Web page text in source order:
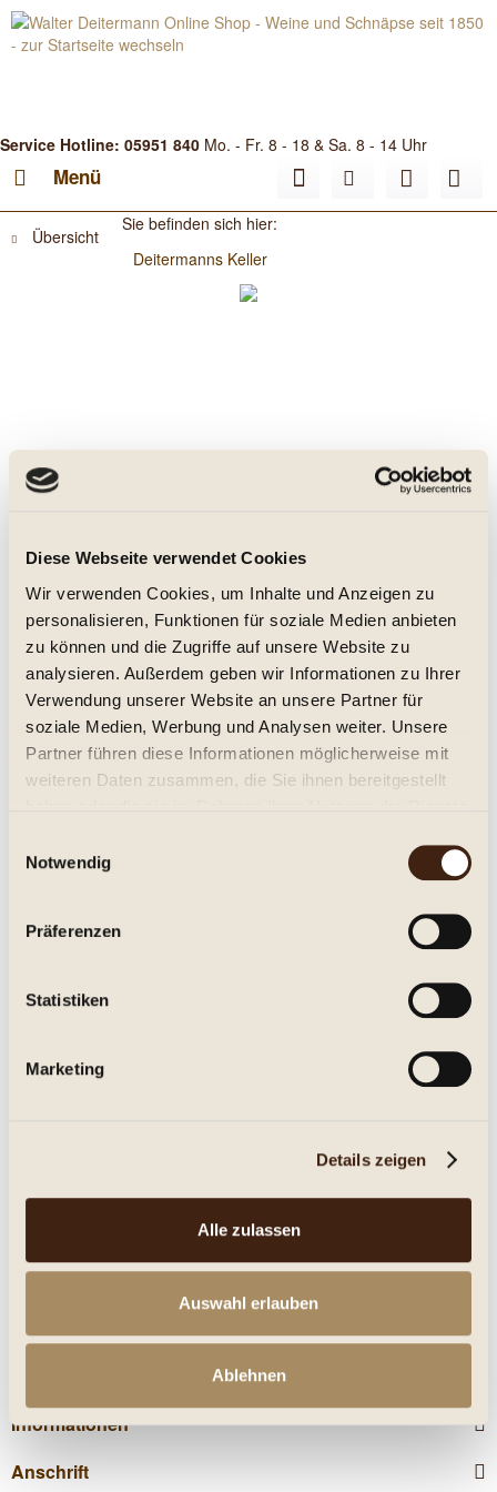
Diese Webseite verwendet Cookies
Wir verwenden Cookies, um Inhalte und Anzeigen zu
personalisieren, Funktionen für soziale Medien anbieten
zu können und die Zugriffe auf unsere Website zu
analysieren. Außerdem geben wir Informationen zu Ihrer
Verwendung unserer Website an unsere Partner für
soziale Medien, Werbung und Analysen weiter. Unsere
Partner führen diese Informationen möglicherweise mit
weiteren Daten zusammen, die Sie ihnen bereitgestellt
Notwendig
Präferenzen
Statistiken
Marketing
Details zeigen
Alle zulassen
Auswahl erlauben
Ablehnen
Service Hotline: 05951 840 Mo. - Fr. 8 - 18 & Sa. 8 - 14 Uhr
Menü
Übersicht
Sie befinden sich hier:
Deitermanns Keller
Michele Chiarlo Gavi DOCG Le Marne
2019
trocken
12,95 € *
Inhalt:0.75 Liter (17,27 € * / 1 Liter)
inkl. MwSt.zzgl. Versandkosten
Lieferzeit ca. 1-3 Tage**
In den Warenkorb
Artikel-Nr.:
Beschreibung
Gavi "Le Marne" von Michele...
mehr
Kunden kauften auch
Kunden haben sich ebenfalls angesehen
Service Hotline
Informationen
Anschrift